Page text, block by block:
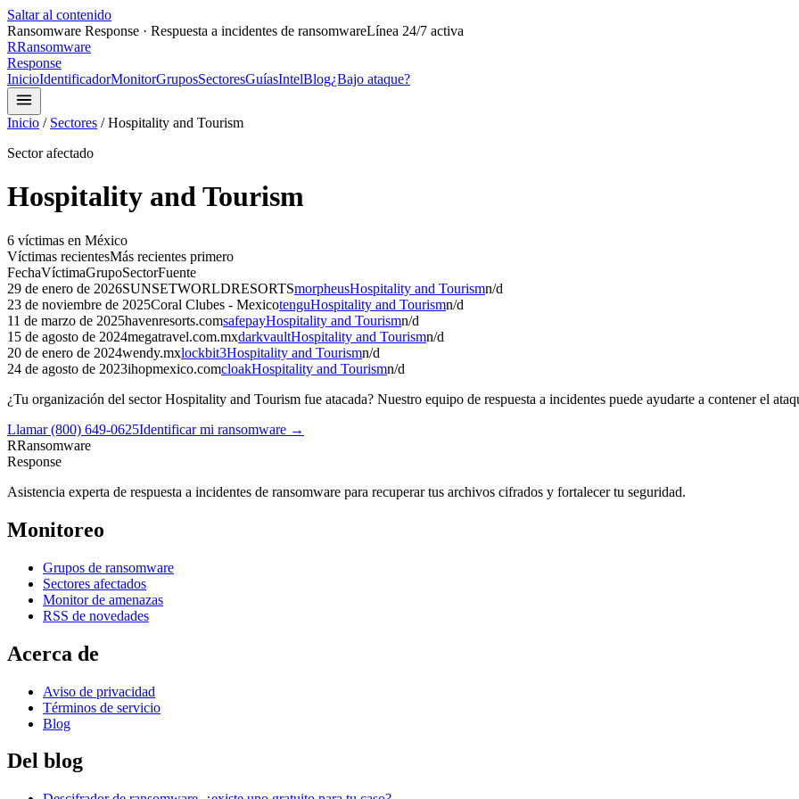
Saltar al contenido
Ransomware Response · Respuesta a incidentes de ransomwareLínea 24/7 activa
RRansomware
Response
InicioIdentificadorMonitorGruposSectoresGuíasIntelBlog¿Bajo ataque?
Inicio / Sectores /Hospitality and Tourism
Sector afectado
Hospitality and Tourism
6 víctimas en México
Víctimas recientesMás recientes primero
FechaVíctimaGrupoSectorFuente
29 de enero de 2026SUNSETWORLDRESORTSmorpheusHospitality and Tourismn/d
23 de noviembre de 2025Coral Clubes - MexicotenguHospitality and Tourismn/d
11 de marzo de 2025havenresorts.comsafepayHospitality and Tourismn/d
15 de agosto de 2024megatravel.com.mxdarkvaultHospitality and Tourismn/d
20 de enero de 2024wendy.mxlockbit3Hospitality and Tourismn/d
24 de agosto de 2023ihopmexico.comcloakHospitality and Tourismn/d
¿Tu organización del sectorHospitality and Tourism fue atacada? Nuestro equipo de respuesta a incidentes puede ayudarte a contener el
Llamar(800) 649-0625Identificar mi ransomware →
RRansomware
Response
Asistencia experta de respuesta a incidentes de ransomware para recuperar tus archivos cifrados y fortalecer tu seguridad.
Monitoreo
Grupos de ransomware
Sectores afectados
Monitor de amenazas
RSS de novedades
Acerca de
Aviso de privacidad
Términos de servicio
Blog
Del blog